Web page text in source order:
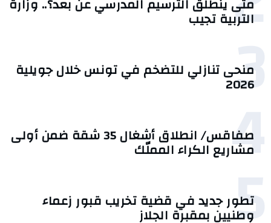
متى ينطلق الترسيم المدرسي عن بعد؟.. وزارة
التربية تجيب
3 منحى تنازلي ‎للتضخم في تونس خلال جويلية
2026‎
4 صفاقس/ انطلاق أشغال 35 شقة ضمن أولى
مشاريع الكراء المملّك
5
تطور جديد في قضية تخريب قبور زعماء
وطنيين بمقبرة الجلاز